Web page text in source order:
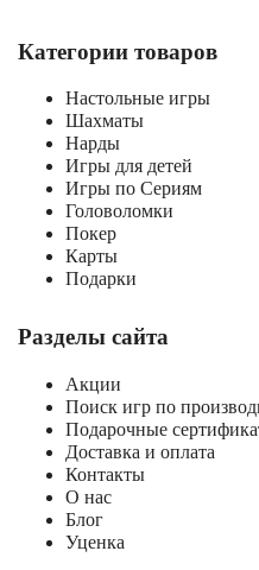
Категории товаров
Настольные игры
Шахматы
Нарды
Игры для детей
Игры по Сериям
Головоломки
Покер
Карты
Подарки
Разделы сайта
Акции
Поиск игр по
Подарочные
Доставка и оплата
Контакты
О нас
Блог
Уценка